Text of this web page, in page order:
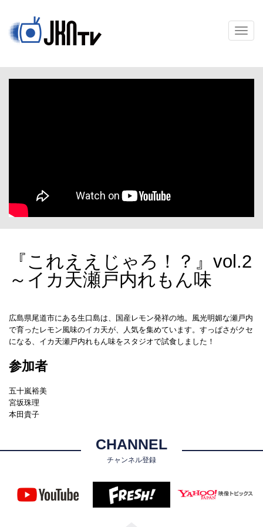
メ
ニ
ー
『これええじゃろ！？』vol.2
～イカ天瀬戸内れもん味
広島県尾道市にある生口島は、国産レモン発祥の地。風光明媚な瀬戸内
で育ったレモン風味のイカ天が、人気を集めています。すっぱさがクセ
になる、イカ天瀬戸内れもん味をスタジオで試食しました！
参加者
五十嵐裕美
宮坂珠理
本田貴子
CHANNEL
チャンネル登録